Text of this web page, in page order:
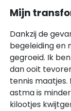
Mijn
Dankzij de
begeleiding en
gegroeid. Ik
dan ooit
tennis maatjes.
astma is
kilootjes